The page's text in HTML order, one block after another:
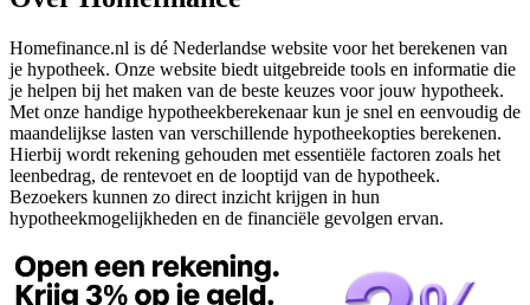
Homefinance.nl is dé Nederlandse website voor het berekenen van
je hypotheek. Onze website biedt uitgebreide tools en informatie die
je helpen bij het maken van de beste keuzes voor jouw hypotheek.
Met onze handige hypotheekberekenaar kun je snel en eenvoudig de
maandelijkse lasten van verschillende hypotheekopties berekenen.
Hierbij wordt rekening gehouden met essentiële factoren zoals het
leenbedrag, de rentevoet en de looptijd van de hypotheek.
Bezoekers kunnen zo direct inzicht krijgen in hun
hypotheekmogelijkheden en de financiële gevolgen ervan.